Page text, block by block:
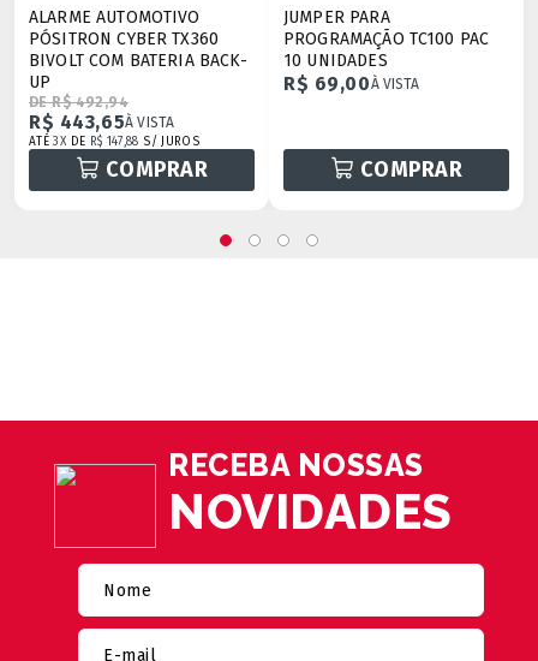
ALARME AUTOMOTIVO
PÓSITRON CYBER TX360
BIVOLT COM BATERIA BACK-
UP
DE R$ 492,94
R$ 443,65À VISTA
ATÉ3XDE R$ 147,88 S/ JUROS
COMPRAR
JUMPER PARA
PROGRAMAÇÃO TC100 PAC
10 UNIDADES
R$ 69,00À VISTA
COMPRAR
RECEBA NOSSAS
NOVIDADES